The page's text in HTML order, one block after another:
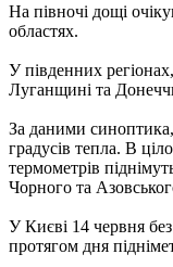
На півночі дощі
областях.
У південних
Луганщині та
За даними синоптика,
градусів тепла. В
термометрів
Чорного та
У Києві 14 червня
протягом дня